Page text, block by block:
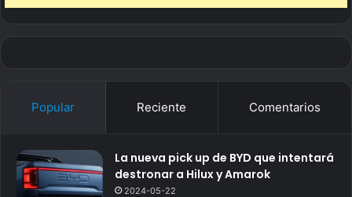
Popular Reciente Comentarios
La nueva pick up de BYD que intentará
destronar a Hilux y Amarok
2024-05-22